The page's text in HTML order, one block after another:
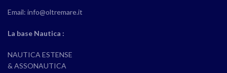
Email: info@oltremare.it
La base Nautica :
NAUTICA ESTENSE
& ASSONAUTICA